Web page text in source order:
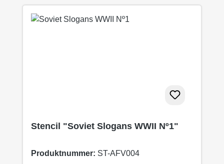
Stencil "Soviet Slogans WWII Nº1"
Produktnummer: ST-AFV004